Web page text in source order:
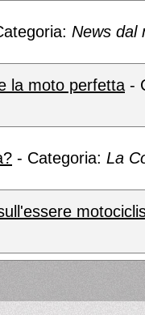
News dal
la moto perfetta -
- Categoria: La